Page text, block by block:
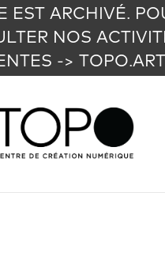
EST ARCHIVÉ.
NOS
-> TOPO.ART